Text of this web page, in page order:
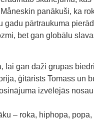
panākuši, ka
pārtraukuma
bet gan globālu
lai gan daži grupas
ģitārists Tomass un
izvēlējās
– roka, hiphopa,